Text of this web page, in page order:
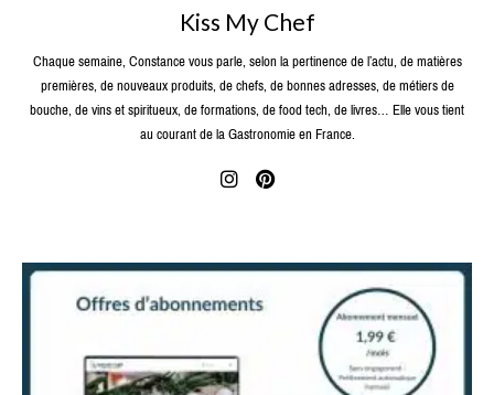
Kiss My Chef
Chaque semaine, Constance vous parle, selon la pertinence de l’actu, de matières
premières, de nouveaux produits, de chefs, de bonnes adresses, de métiers de
bouche, de vins et spiritueux, de formations, de food tech, de livres… Elle vous tient
au courant de la Gastronomie en France.